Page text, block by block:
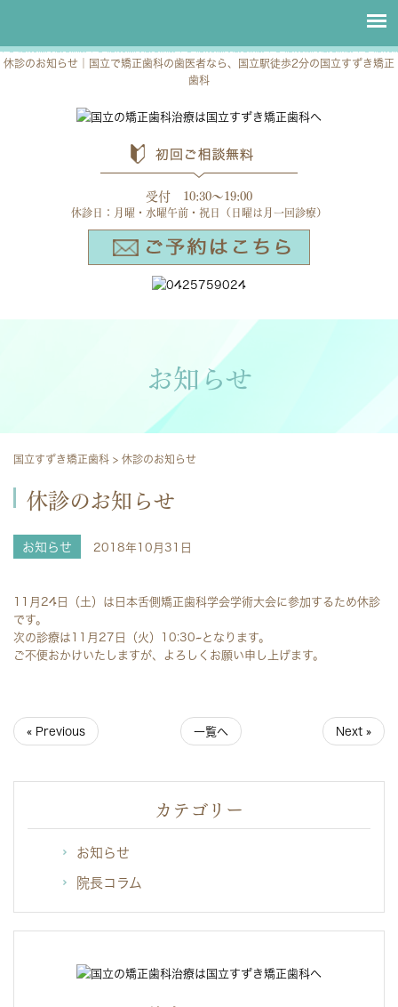
休診のお知らせ｜国立で矯正歯科の歯医者なら、国立駅徒歩2分の国立すずき矯正
歯科
受付 10:30～19:00
休診日：月曜・水曜午前・祝日（日曜は月一回診療）
お知らせ
国立すずき矯正歯科 > 休診のお知らせ
休診のお知らせ
お知らせ 2018年10月31日
11月24日（土）は日本舌側矯正歯科学会学術大会に参加するため休診
です。
次の診療は11月27日（火）10:30~となります。
ご不便おかけいたしますが、よろしくお願い申し上げます。
« Previous 一覧へ Next »
カテゴリー
お知らせ
院長コラム